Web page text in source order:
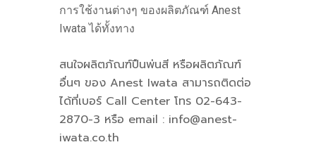
การใช้งานต่างๆ ของผลิตภัณฑ์ Anest
Iwata ได้ทั้งทาง
สนใจผลิตภัณฑ์ปืนพ่นสี หรือผลิตภัณฑ์
อื่นๆ ของ Anest Iwata สามารถติดต่อ
ได้ที่เบอร์ Call Center โทร 02-643-
2870-3 หรือ email : info@anest-
iwata.co.th